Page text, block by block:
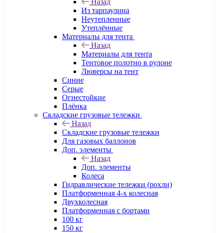
Назад
Из тарпаулина
Неутепленные
Утеплённые
Материалы для тента
Назад
Материалы для тента
Тентовое полотно в рулоне
Люверсы на тент
Синие
Серые
Огнестойкие
Плёнка
Складские грузовые тележки
Назад
Складские грузовые тележки
Для газовых баллонов
Доп. элементы
Назад
Доп. элементы
Колеса
Гидравлические тележки (рохли)
Платформенная 4-х колесная
Двухколесная
Платформенная с бортами
100 кг
150 кг